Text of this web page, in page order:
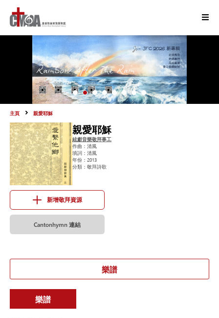
主頁 親愛耶穌
親愛耶穌
絃獻音樂敬拜事工
作曲： 清風
填詞： 清風
年份： 2013
分類： 敬拜詩歌
新增敬拜資源
Cantonhymn 連結
樂譜
樂譜